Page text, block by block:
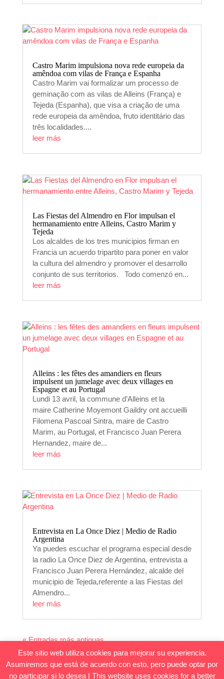
Castro Marim impulsiona nova rede europeia da
amêndoa com vilas de França e Espanha
Castro Marim vai formalizar um processo de
geminação com as vilas de Alleins (França) e
Tejeda (Espanha), que visa a criação de uma
rede europeia da amêndoa, fruto identitário das
três localidades....
leer más
Las Fiestas del Almendro en Flor impulsan el
hermanamiento entre Alleins, Castro Marim y
Tejeda
Los alcaldes de los tres municipios firman en
Francia un acuerdo tripartito para poner en valor
la cultura del almendro y promover el desarrollo
conjunto de sus territorios. Todo comenzó en...
leer más
Alleins : les fêtes des amandiers en fleurs
impulsent un jumelage avec deux villages en
Espagne et au Portugal
Lundi 13 avril, la commune d’Alleins et la
maire Catherine Moyemont Gaildry ont accueilli
Filomena Pascoal Sintra, maire de Castro
Marim, au Portugal, et Francisco Juan Perera
Hernandez, maire de...
leer más
Entrevista en La Once Diez | Medio de Radio
Argentina
Ya puedes escuchar el programa especial desde
la radio La Once Diez de Argentina, entrevista a
Francisco Juan Perera Hernández, alcalde del
municipio de Tejeda,referente a las Fiestas del
Almendro...
leer más
« Entradas más antiguas
Este sitio web utiliza cookies para mejorar su experiencia.
Asumiremos que está de acuerdo con esto, pero puede optar por
no participar si lo desea | This website uses cookies for a better